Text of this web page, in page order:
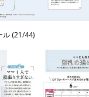
ル (21/44)